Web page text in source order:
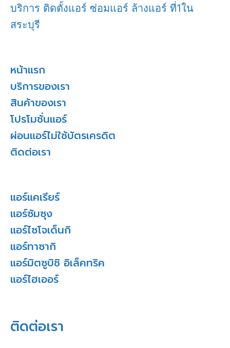
บริการ ติดตั้งแอร์ ซ่อมแอร์ ล้างแอร์ ที่1ใน
สระบุรี
หน้าแรก
บริการของเรา
สินค้าของเรา
โปรโมชั่นแอร์
ผ่อนแอร์ไม่ใช้บัตรเครดิต
ติดต่อเรา
แอร์แคเรียร์
แอร์ซัมซุง
แอร์ไซโจเด็นกิ
แอร์ทาซากิ
แอร์มิตซูบิชิ อิเล็คทริค
แอร์ไฮเออร์
ติดต่อเรา